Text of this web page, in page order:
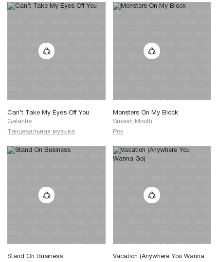
Can’t Take My Eyes Off You
Galantis
Танцевальная музыка
Monsters On My Block
Smash Mouth
Рок
Stand On Business
Vacation (Anywhere You Wanna